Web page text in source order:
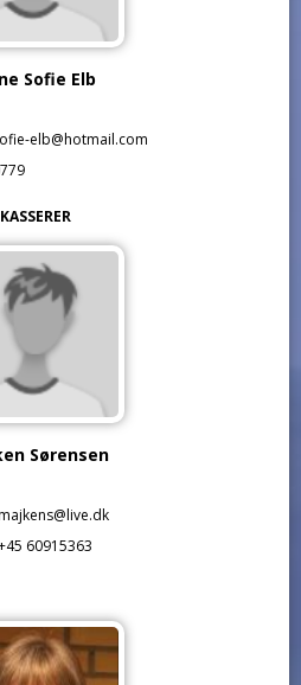
Sofie Elb
elb@hotmail.com
KASSERER
Sørensen
60915363